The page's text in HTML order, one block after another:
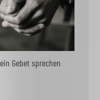
ein Gebet sprechen